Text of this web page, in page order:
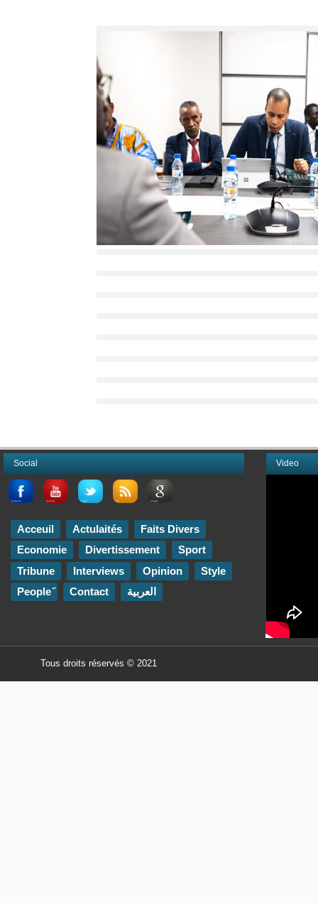
Video
Social
Acceuil Actulaités
Faits Divers
Economie
Divertissement
Sport
Tribune
Interviews Opinion
Style
Contact العربية
Tous droits réservés © 2021